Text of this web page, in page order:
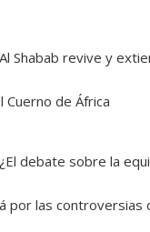
Al Shabab revive y
Cuerno de África
¿El debate sobre la
por las controversias